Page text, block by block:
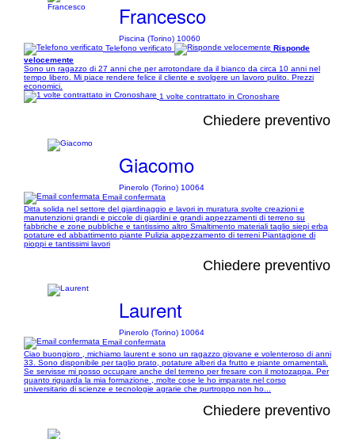
Francesco
Piscina (Torino) 10060
Telefono verificato
Risponde
velocemente
Sono un ragazzo di 27 anni che per arrotondare da il bianco da circa 10 anni nel
tempo libero. Mi piace rendere felice il cliente e svolgere un lavoro pulito. Prezzi
economici.
1 volte contrattato in Cronoshare
Chiedere preventivo
Giacomo
Pinerolo (Torino) 10064
Email confermata
Ditta solida nel settore del giardinaggio e lavori in muratura svolte creazioni e
manutenzioni grandi e piccole di giardini e grandi appezzamenti di terreno su
fabbriche e zone pubbliche e tantissimo altro Smaltimento materiali taglio siepi erba
potature ed abbattimento piante Pulizia appezzamento di terreni Piantagione di
pioppi e tantissimi lavori
Chiedere preventivo
Laurent
Pinerolo (Torino) 10064
Email confermata
Ciao buongioro , michiamo laurent e sono un ragazzo giovane e volenteroso di anni
33. Sono disponibile per taglio prato, potature alberi da frutto e piante ornamentali.
Se servisse mi posso occupare anche del terreno per fresare con il motozappa. Per
quanto riguarda la mia formazione , molte cose le ho imparate nel corso
universitario di scienze e tecnologie agrarie che purtroppo non ho...
Chiedere preventivo